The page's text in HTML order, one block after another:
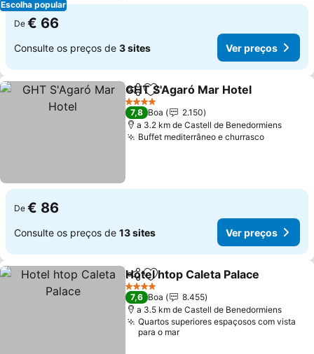
Escolha popular
De € 66
Consulte os preços de 3 sites Ver preços
PartilharAdicionar aos favoritos
GHT S'Agaró Mar Hotel
4 Estrelas
7,8 Boa
2.150
a 3.2 km de Castell de Benedormiens
Buffet mediterrâneo e churrasco
De € 86
Consulte os preços de 13 sites Ver preços
PartilharAdicionar aos favoritos
Hotel htop Caleta Palace
4 Estrelas
7,6 Boa
8.455
a 3.5 km de Castell de Benedormiens
Quartos superiores espaçosos com vista
para o mar